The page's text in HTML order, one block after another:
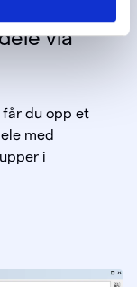
deles
via
får du opp et
med
i